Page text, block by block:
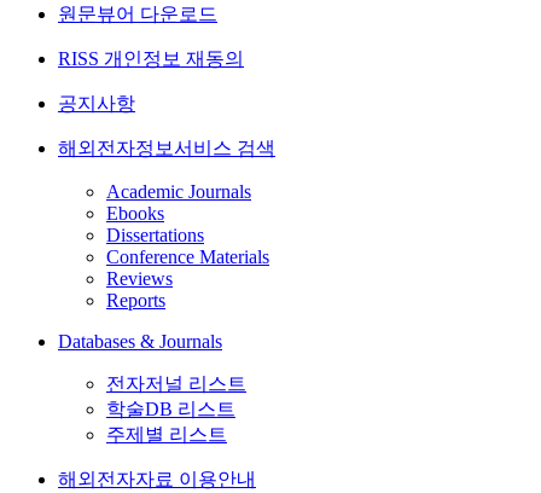
원문뷰어 다운로드
RISS 개인정보 재동의
공지사항
해외전자정보서비스 검색
Academic Journals
Ebooks
Dissertations
Conference Materials
Reviews
Reports
Databases & Journals
전자저널 리스트
학술DB 리스트
주제별 리스트
해외전자자료 이용안내